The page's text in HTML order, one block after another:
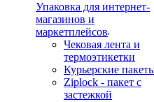
Упаковка для интернет-
магазинов и
маркетплейсов
Чековая лента и
термоэтикетки
Курьерские
Ziplock - пакет с
застежкой